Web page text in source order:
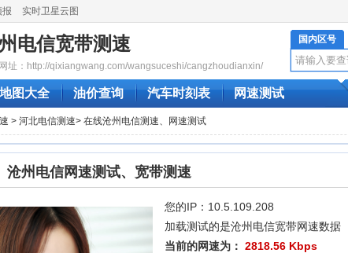
报 实时卫星云图
电信宽带测速
址：http://qixiangwang.com/wangsuceshi/cangzhoudianxin/
国内区号
地图大全 油价查询 汽车时刻表 网速测试
> 河北电信测速> 在线沧州电信测速、网速测试
沧州电信网速测试、宽带测速
您的IP：10.5.109.208
加载测试的是沧州电信宽带网速数据
当前的网速为： 2818.56 Kbps